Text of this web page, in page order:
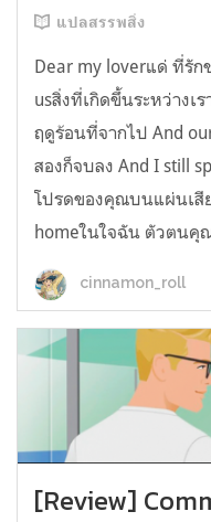
แปลสรรพสิ่ง
Dear my loverแด่ ที่รัก
usสิ่งที่เกิดขึ้นระหว่างเ
ฤดูร้อนที่จากไป And
สองก็จบลง And I still
โปรดของคุณบนแผ่นเสี
homeในใจฉัน ตัวตนคุ
cinnamon_roll
[Review]